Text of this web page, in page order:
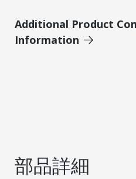
Additional Product
Information
部品詳細